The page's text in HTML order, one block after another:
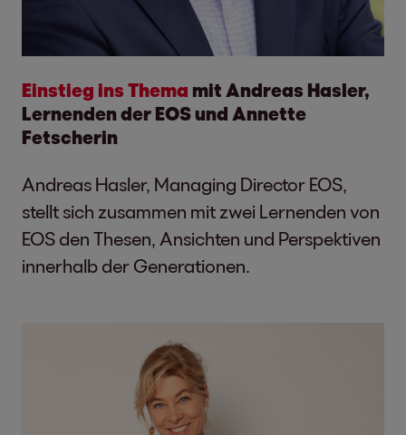
Einstieg ins Thema mit Andreas Hasler,
Lernenden der EOS und Annette
Fetscherin
Andreas Hasler, Managing Director EOS,
stellt sich zusammen mit zwei Lernenden von
EOS den Thesen, Ansichten und Perspektiven
innerhalb der Generationen.